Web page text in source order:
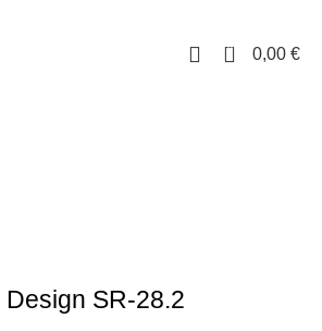
0 0,00 €
SR-28.2